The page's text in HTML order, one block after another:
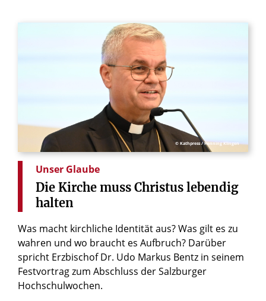
© Kathpress / Henning Klingen
Unser Glaube
Die Kirche muss Christus lebendig
halten
Was macht kirchliche Identität aus? Was gilt es zu
wahren und wo braucht es Aufbruch? Darüber
spricht Erzbischof Dr. Udo Markus Bentz in seinem
Festvortrag zum Abschluss der Salzburger
Hochschulwochen.